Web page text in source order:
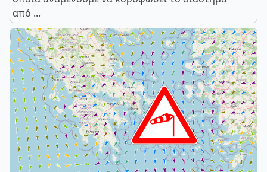
από ...